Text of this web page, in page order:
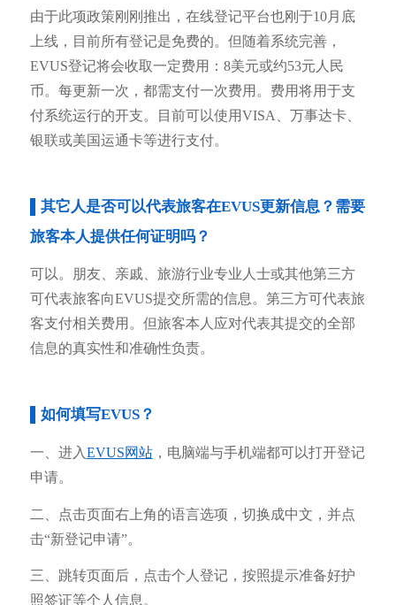
由于此项政策刚刚推出，在线登记平台也刚于10月底
上线，目前所有登记是免费的。但随着系统完善，
EVUS登记将会收取一定费用：8美元或约53元人民
币。每更新一次，都需支付一次费用。费用将用于支
付系统运行的开支。目前可以使用VISA、万事达卡、
银联或美国运通卡等进行支付。
▌其它人是否可以代表旅客在EVUS更新信息？需要
旅客本人提供任何证明吗？
可以。朋友、亲戚、旅游行业专业人士或其他第三方
可代表旅客向EVUS提交所需的信息。第三方可代表旅
客支付相关费用。但旅客本人应对代表其提交的全部
信息的真实性和准确性负责。
如何填写EVUS？
一、进入EVUS网站，电脑端与手机端都可以打开登记
申请。
二、点击页面右上角的语言选项，切换成中文，并点
击“新登记申请”。
三、跳转页面后，点击个人登记，按照提示准备好护
照签证等个人信息。